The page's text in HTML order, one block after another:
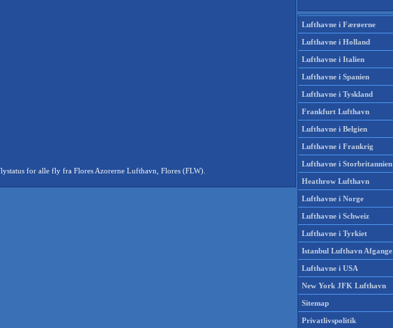
for alle fly fra Flores Azorerne Lufthavn, Flores (FLW).
Lufthavne i Færøerne
Lufthavne i Holland
Lufthavne i Italien
Lufthavne i Spanien
Lufthavne i Tyskland
Frankfurt Lufthavn
Lufthavne i Belgien
Lufthavne i Frankrig
Lufthavne i Storbritannien
Heathrow Lufthavn
Lufthavne i Norge
Lufthavne i Schweiz
Lufthavne i Tyrkiet
Istanbul Lufthavn Afgange
Lufthavne i USA
New York JFK Lufthavn
Sitemap
Privatlivspolitik